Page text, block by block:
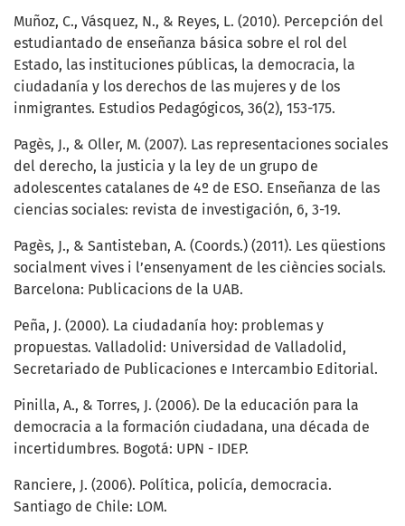
Muñoz, C., Vásquez, N., & Reyes, L. (2010). Percepción del
estudiantado de enseñanza básica sobre el rol del
Estado, las instituciones públicas, la democracia, la
ciudadanía y los derechos de las mujeres y de los
inmigrantes. Estudios Pedagógicos, 36(2), 153-175.
Pagès, J., & Oller, M. (2007). Las representaciones sociales
del derecho, la justicia y la ley de un grupo de
adolescentes catalanes de 4º de ESO. Enseñanza de las
ciencias sociales: revista de investigación, 6, 3-19.
Pagès, J., & Santisteban, A. (Coords.) (2011). Les qüestions
socialment vives i l’ensenyament de les ciències socials.
Barcelona: Publicacions de la UAB.
Peña, J. (2000). La ciudadanía hoy: problemas y
propuestas. Valladolid: Universidad de Valladolid,
Secretariado de Publicaciones e Intercambio Editorial.
Pinilla, A., & Torres, J. (2006). De la educación para la
democracia a la formación ciudadana, una década de
incertidumbres. Bogotá: UPN - IDEP.
Ranciere, J. (2006). Política, policía, democracia.
Santiago de Chile: LOM.